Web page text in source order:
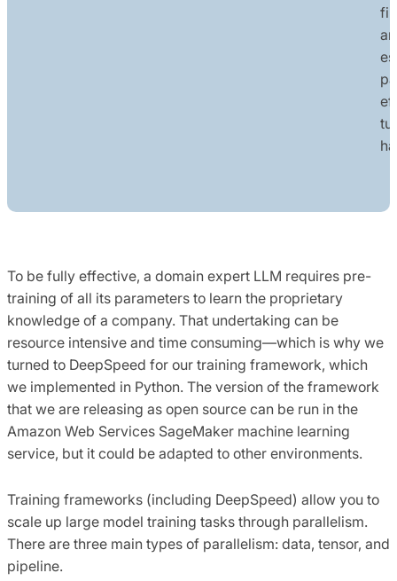
To be fully effective, a domain expert LLM requires pre-
training of all its parameters to learn the proprietary
knowledge of a company. That undertaking can be
resource intensive and time consuming—which is why we
turned to DeepSpeed for our training framework, which
we implemented in Python. The version of the framework
that we are releasing as open source can be run in the
Amazon Web Services SageMaker machine learning
service, but it could be adapted to other environments.
Training frameworks (including DeepSpeed) allow you to
scale up large model training tasks through parallelism.
There are three main types of parallelism: data, tensor, and
pipeline.